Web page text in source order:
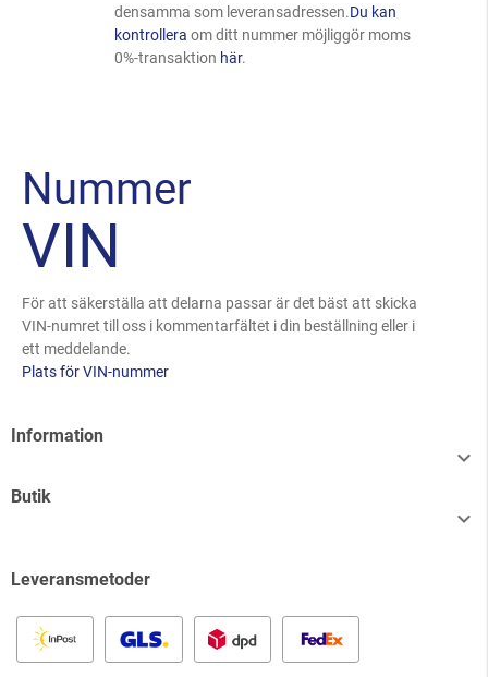
densamma som leveransadressen.Du kan
kontrollera om ditt nummer möjliggör moms
0%-transaktion här.
Nummer
VIN
För att säkerställa att delarna passar är det bäst att skicka
VIN-numret till oss i kommentarfältet i din beställning eller i
ett meddelande.
Plats för VIN-nummer
Information

Butik

Leveransmetoder